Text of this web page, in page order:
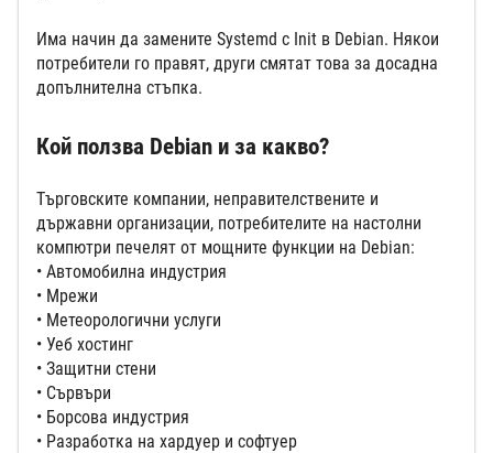
Има начин да замените Systemd с Init в Debian. Някои
потребители го правят, други смятат това за досадна
допълнителна стъпка.
Кой ползва Debian и за какво?
Търговските компании, неправителствените и
държавни организации, потребителите на настолни
компютри печелят от мощните функции на Debian:
• Автомобилна индустрия
• Мрежи
• Метеорологични услуги
• Уеб хостинг
• Защитни стени
• Сървъри
• Борсова индустрия
• Разработка на хардуер и софтуер